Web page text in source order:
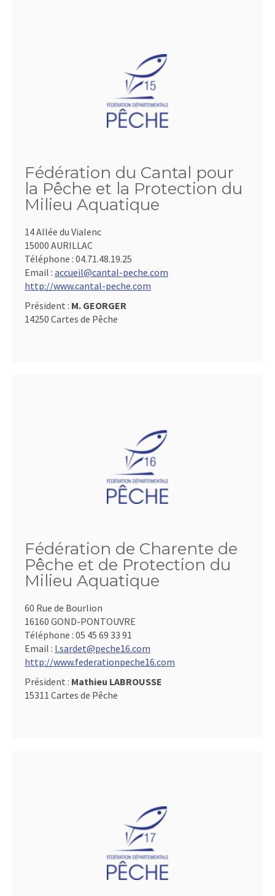
Fédération du Cantal pour
la Pêche et la Protection du
Milieu Aquatique
14 Allée du Vialenc
15000 AURILLAC
Téléphone : 04.71.48.19.25
Email : accueil@cantal-peche.com
http://www.cantal-peche.com
Président : M. GEORGER
14250 Cartes de Pêche
Fédération de Charente de
Pêche et de Protection du
Milieu Aquatique
60 Rue de Bourlion
16160 GOND-PONTOUVRE
Téléphone : 05 45 69 33 91
Email : l.sardet@peche16.com
http://www.federationpeche16.com
Président : Mathieu LABROUSSE
15311 Cartes de Pêche